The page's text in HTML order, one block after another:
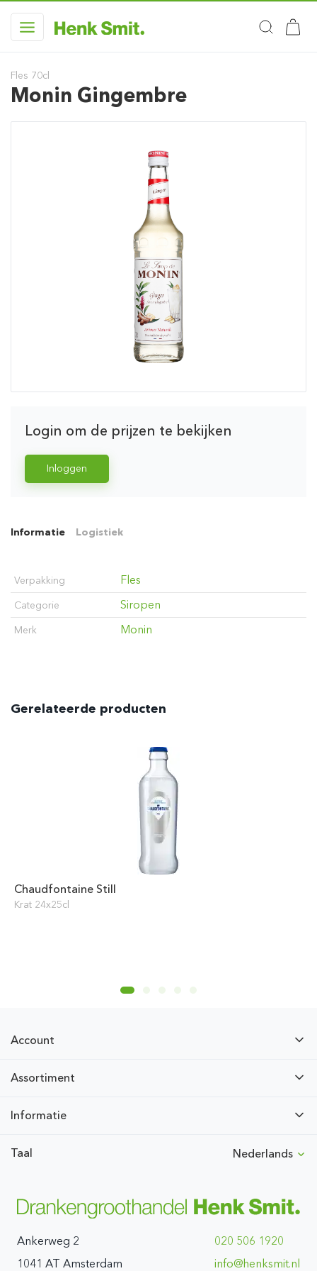
Fles 70cl
Monin Gingembre
Login om de prijzen te bekijken
Inloggen
Informatie Logistiek
Verpakking Fles
Categorie Siropen
Merk Monin
Gerelateerde producten
Chaudfontaine Still
Krat 24x25cl
Account
Assortiment
Informatie
Taal Nederlands
Ankerweg 2
1041 AT Amsterdam
020 506 1920
ln.timskneh@ofni